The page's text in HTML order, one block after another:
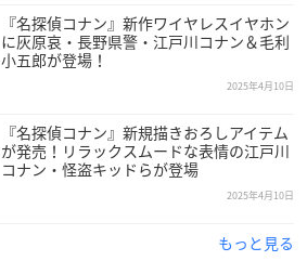
『名探偵コナン』新作ワイヤレスイヤホン
に灰原哀・長野県警・江戸川コナン＆毛利
小五郎が登場！
2025年4月10日
『名探偵コナン』新規描きおろしアイテム
が発売！リラックスムードな表情の江戸川
コナン・怪盗キッドらが登場
2025年4月10日
もっと見る